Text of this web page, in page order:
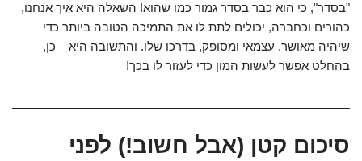
"בסדר", כי הוא כבר בסדר גמור כמו שהוא! השאלה היא איך אנחנו,
כהורים וכחברה, יכולים לתת לו את התמיכה הטובה ביותר כדי
שיהיה מאושר, עצמאי ומסופק, בדרכו שלו. והתשובה היא – כן,
בהחלט אפשר לעשות המון כדי לעזור לו בכך!
סיכום קטן (אבל חשוב!) לפני